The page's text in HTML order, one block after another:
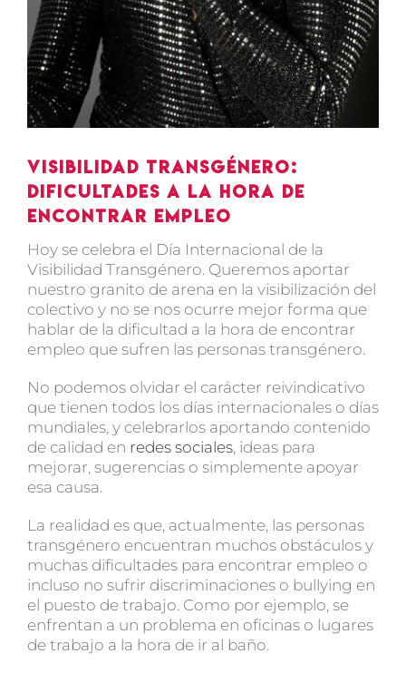
Visibilidad Transgénero:
Dificultades a la hora de
encontrar empleo
Hoy se celebra el Día Internacional de la
Visibilidad Transgénero. Queremos aportar
nuestro granito de arena en la visibilización del
colectivo y no se nos ocurre mejor forma que
hablar de la dificultad a la hora de encontrar
empleo que sufren las personas transgénero.
No podemos olvidar el carácter reivindicativo
que tienen todos los días internacionales o días
mundiales, y celebrarlos aportando contenido
de calidad en redes sociales, ideas para
mejorar, sugerencias o simplemente apoyar
esa causa.
La realidad es que, actualmente, las personas
transgénero encuentran muchos obstáculos y
muchas dificultades para encontrar empleo o
incluso no sufrir discriminaciones o bullying en
el puesto de trabajo. Como por ejemplo, se
enfrentan a un problema en oficinas o lugares
de trabajo a la hora de ir al baño.